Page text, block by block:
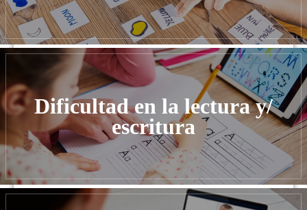
Dificultad en la lectura y/
escritura